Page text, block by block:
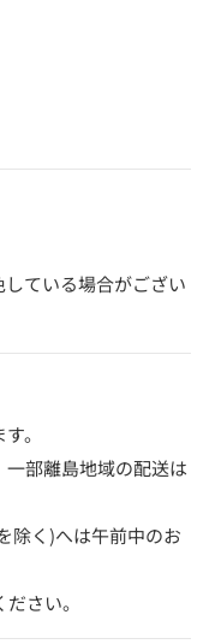
している場合がござい
。
一部離島地域の配送は
除く)へは午前中のお
さい。